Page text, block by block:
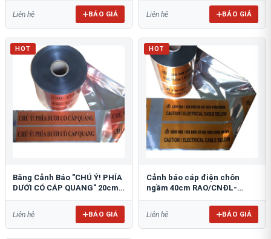
Liên hệ BÁO GIÁ Liên hệ BÁO GIÁ
HOT
Băng Cảnh Báo "CHÚ Ý! PHÍA
DƯỚI CÓ CÁP QUANG" 20cm
Liên hệ BÁO GIÁ
HOT
Cảnh báo cáp điện chôn
ngầm 40cm RAO/CNĐL-
Liên hệ BÁO GIÁ